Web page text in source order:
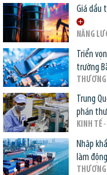
Giá dầu
NĂNG
Triển
trường
THƯƠNG
Trung
phán
KINH TẾ-
Nhập
làm